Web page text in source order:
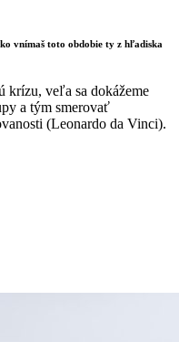
vnímaš toto obdobie ty z hľadiska
krízu, veľa sa dokážeme
a tým smerovať
(Leonardo da Vinci).